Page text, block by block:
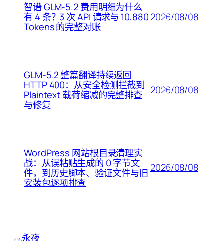
智谱 GLM-5.2 费用明细为什么
有 4 条？3 次 API 请求与 10,880
Tokens 的完整对账
2026/08/08
GLM-5.2 整篇翻译持续返回
HTTP 400：从安全检测拦截到
Plaintext 载荷缩减的完整排查
与修复
2026/08/08
WordPress 网站根目录清理实
战：从误粘贴生成的 0 字节文
件，到历史脚本、验证文件与旧
安装包逐项排查
2026/08/08